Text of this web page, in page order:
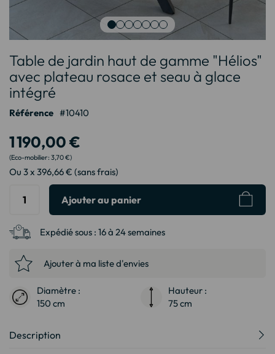
au
début
de
la
Galerie
Table de jardin haut de gamme "Hélios"
avec plateau rosace et seau à glace
intégré
Référence 10410
1 190,00 €
3,70 €
Ou 3 x 396,66 € (sans frais)
Ajouter au panier
Expédié sous : 16 à 24 semaines
Ajouter à ma liste d'envies
Diamètre :
150 cm
Hauteur :
75 cm
Description